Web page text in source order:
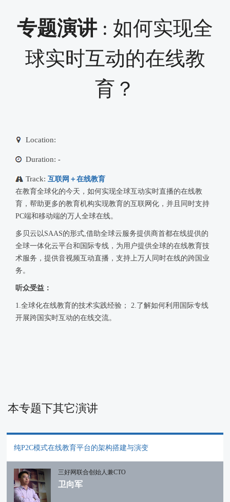
专题演讲 : 如何实现全
球实时互动的在线教
育？
Location:
Duration: -
Track: 互联网＋在线教育
在教育全球化的今天，如何实现全球互动实时直播的在线教
育，帮助更多的教育机构实现教育的互联网化，并且同时支持
PC端和移动端的万人全球在线。
多贝云以SAAS的形式,借助全球云服务提供商首都在线提供的
全球一体化云平台和国际专线，为用户提供全球的在线教育技
术服务，提供音视频互动直播，支持上万人同时在线的跨国业
务。
听众受益：
1.全球化在线教育的技术实践经验； 2.了解如何利用国际专线
开展跨国实时互动的在线交流。
本专题下其它演讲
纯P2C模式在线教育平台的架构搭建与演变
三好网联合创始人兼CTO
卫向军